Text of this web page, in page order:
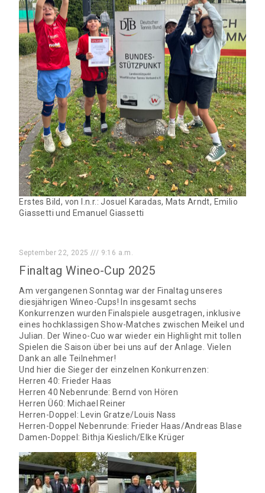
Erstes Bild, von l.n.r.: Josuel Karadas, Mats Arndt, Emilio
Giassetti und Emanuel Giassetti
September 22, 2025 9:16 a.m.
Finaltag Wineo-Cup 2025
Am vergangenen Sonntag war der Finaltag unseres
diesjährigen Wineo-Cups! In insgesamt sechs
Konkurrenzen wurden Finalspiele ausgetragen, inklusive
eines hochklassigen Show-Matches zwischen Meikel und
Julian. Der Wineo-Cuo war wieder ein Highlight mit tollen
Spielen die Saison über bei uns auf der Anlage. Vielen
Dank an alle Teilnehmer!
Und hier die Sieger der einzelnen Konkurrenzen:
Herren 40: Frieder Haas
Herren 40 Nebenrunde: Bernd von Hören
Herren Ü60: Michael Reiner
Herren-Doppel: Levin Gratze/Louis Nass
Herren-Doppel Nebenrunde: Frieder Haas/Andreas Blase
Damen-Doppel: Bithja Kieslich/Elke Krüger